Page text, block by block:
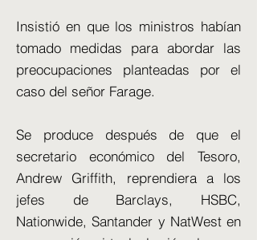
Insistió en que los ministros habían
tomado medidas para abordar las
preocupaciones planteadas por el
caso del señor Farage.
Se produce después de que el
secretario económico del Tesoro,
Andrew Griffith, reprendiera a los
jefes de Barclays, HSBC,
Nationwide, Santander y NatWest en